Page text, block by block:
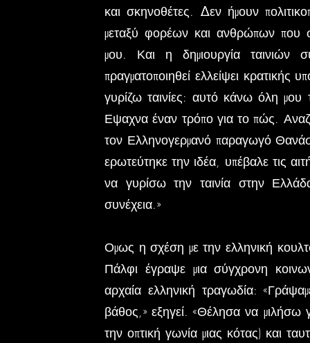
και σκηνοθέτες. Δεν ήμουν
μεταξύ φορέων και ανθρώπων που
μου. Και η δημιουργία ταινιών
πραγματοποιηθεί ελλείψει
γυρίζω ταινίες: αυτό κάνω όλη
Εψαχνα έναν τρόπο για το πώς.
τον Ελληνογερμανό παραγωγό
ερωτεύτηκε την ιδέα, υπέβαλε τις
να γυρίσω την ταινία στην
συνέχεια.»
Ομως η σχέση με την ελληνική
Πάλφι έγραψε μια σύγχρονη
αρχαία ελληνική τραγωδία:
βάθος,» εξηγεί. «Θέλησα να μιλήσω
την οπτική γωνία μιας κότας) και